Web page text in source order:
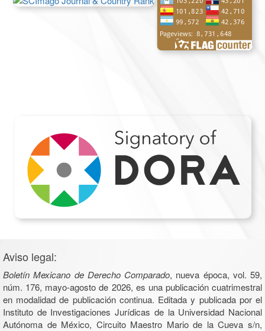
Aviso legal:
Boletín Mexicano de Derecho Comparado, nueva época, vol. 59,
núm. 176, mayo-agosto de 2026, es una publicación cuatrimestral
en modalidad de publicación continua. Editada y publicada por el
Instituto de Investigaciones Jurídicas de la Universidad Nacional
Autónoma de México, Circuito Maestro Mario de la Cueva s/n,